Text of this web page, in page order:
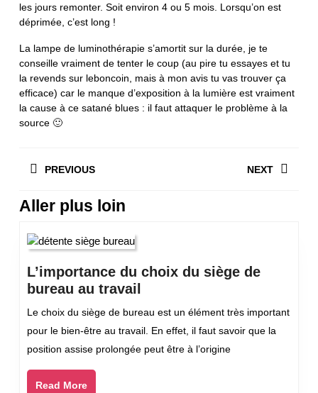
les jours remonter. Soit environ 4 ou 5 mois. Lorsqu’on est
déprimée, c’est long !
La lampe de luminothérapie s’amortit sur la durée, je te
conseille vraiment de tenter le coup (au pire tu essayes et tu
la revends sur leboncoin, mais à mon avis tu vas trouver ça
efficace) car le manque d’exposition à la lumière est vraiment
la cause à ce satané blues : il faut attaquer le problème à la
source 🙂
de
l’article
PREVIOUS
Previous
NEXT
Aller plus loin
L’importance du choix du siège de
bureau au travail
du
siège
Le choix du siège de bureau est un élément très important
pour le bien-être au travail. En effet, il faut savoir que la
position assise prolongée peut être à l’origine
Read MoreRead